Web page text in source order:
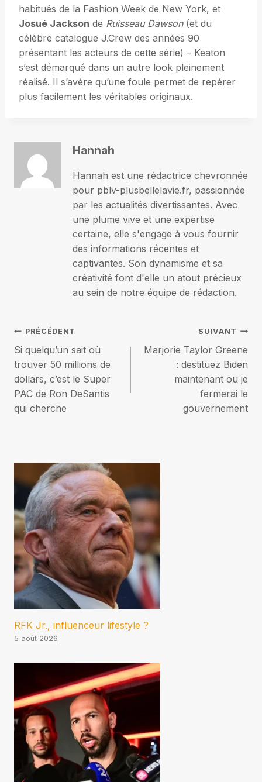
habitués de la Fashion Week de New York, et
Josué Jackson de Ruisseau Dawson(et du
célèbre catalogue J.Crew des années 90
présentant les acteurs de cette série) – Keaton
s’est démarqué dans un autre look pleinement
réalisé. Il s’avère qu’une foule permet de repérer
plus facilement les véritables originaux.
Hannah
Hannah est une rédactrice chevronnée
pour pblv-plusbellelavie.fr, passionnée
par les actualités divertissantes. Avec
une plume vive et une expertise
certaine, elle s'engage à vous fournir
des informations récentes et
captivantes. Son dynamisme et sa
créativité font d'elle un atout précieux
au sein de notre équipe de rédaction.
Navigation
de
l’article
PRÉCÉDENT
Si quelqu’un sait où
trouver 50 millions de
dollars, c’est le Super
PAC de Ron DeSantis
qui cherche
SUIVANT
Marjorie Taylor Greene
: destituez Biden
maintenant ou je
fermerai le
gouvernement
RFK Jr., influenceur lifestyle ?
5 août 2026